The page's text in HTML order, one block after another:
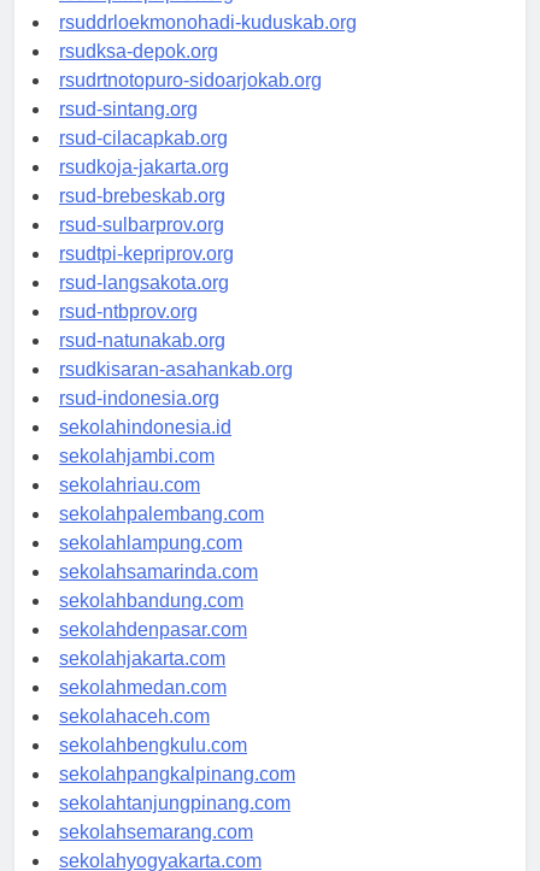
rsud-tpikepriprov.org
rsuddrloekmonohadi-kuduskab.org
rsudksa-depok.org
rsudrtnotopuro-sidoarjokab.org
rsud-sintang.org
rsud-cilacapkab.org
rsudkoja-jakarta.org
rsud-brebeskab.org
rsud-sulbarprov.org
rsudtpi-kepriprov.org
rsud-langsakota.org
rsud-ntbprov.org
rsud-natunakab.org
rsudkisaran-asahankab.org
rsud-indonesia.org
sekolahindonesia.id
sekolahjambi.com
sekolahriau.com
sekolahpalembang.com
sekolahlampung.com
sekolahsamarinda.com
sekolahbandung.com
sekolahdenpasar.com
sekolahjakarta.com
sekolahmedan.com
sekolahaceh.com
sekolahbengkulu.com
sekolahpangkalpinang.com
sekolahtanjungpinang.com
sekolahsemarang.com